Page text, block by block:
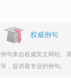
权威例句
例句来自权威英文网站、
等，提供最专业的例句。